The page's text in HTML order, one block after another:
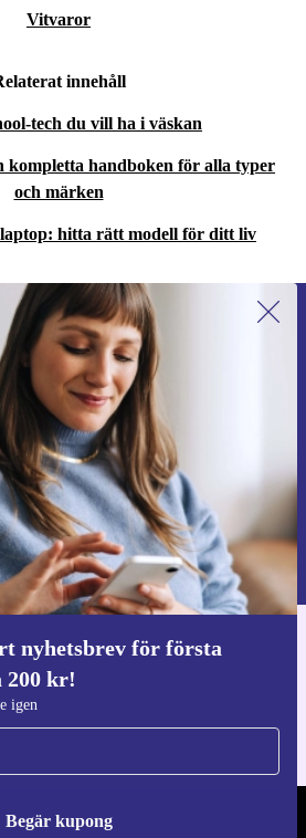
Vitvaror
innehåll
tech du vill ha i väskan
kompletta handboken för alla typer
och märken
hitta rätt modell för ditt liv
nyhetsbrev för första
200 kr!
igen
Begär kupong
dig till vårt nyhetsbrev för
gången och spara 200 kr!
ett erbjudande igen.
Begär kupong
av personuppgifter finns i vår
ner refurbed appen
iOS och Android
- RETHINK NEW.